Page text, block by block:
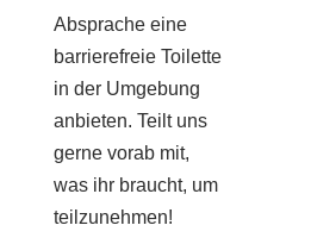
Absprache eine
barrierefreie Toilette
in der Umgebung
anbieten. Teilt uns
gerne vorab mit,
was ihr braucht, um
teilzunehmen!